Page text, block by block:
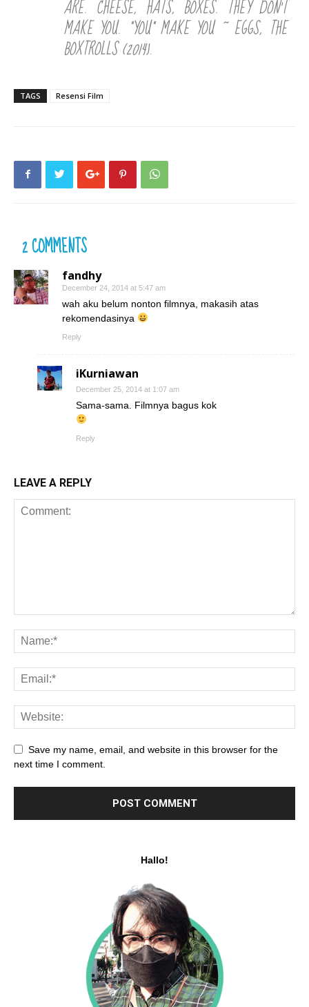
ARE. CHEESE, HATS, BOXES. THEY DON’T
MAKE YOU. “YOU” MAKE YOU ~ EGGS, THE
BOXTROLLS (2014).
TAGS Resensi Film
2 COMMENTS
fandhy
December 24, 2014 at 5:47 am
wah aku belum nonton filmnya, makasih atas
rekomendasinya
Reply
iKurniawan
December 25, 2014 at 1:07 am
Sama-sama. Filmnya bagus kok
Reply
LEAVE A REPLY
Save my name, email, and website in this browser for the
next time I comment.
Hallo!